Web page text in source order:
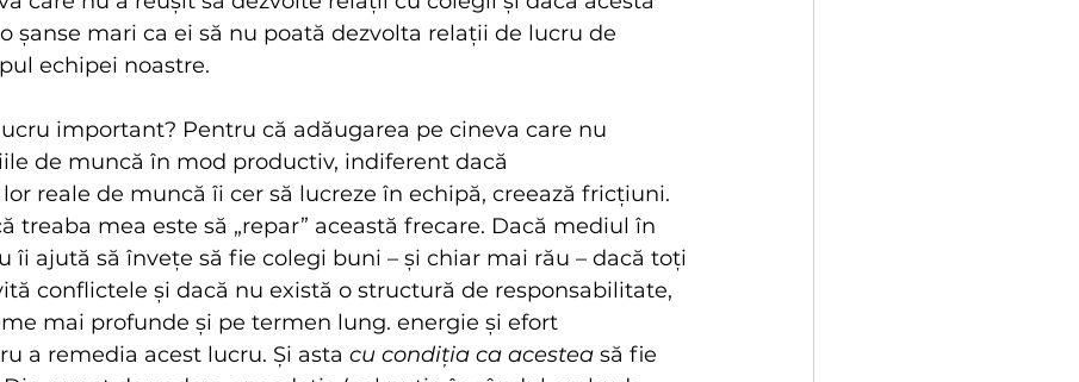
șanse mari ca ei să nu poată dezvolta relații de lucru de
echipei noastre.
important? Pentru că adăugarea pe cineva care nu
de muncă în mod productiv, indiferent dacă
reale de muncă îi cer să lucreze în echipă, creează fricțiuni.
treaba mea este să „repar” această frecare. Dacă mediul în
îi ajută să învețe să fie colegi buni – și chiar mai rău – dacă toți
conflictele și dacă nu există o structură de responsabilitate,
mai profunde și pe termen lung. energie și efort
a remedia acest lucru. Și asta cu condiția ca acestea să fie